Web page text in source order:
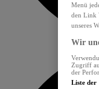
Menü
den Link
unseres
Wir
Zugriff
der
Liste